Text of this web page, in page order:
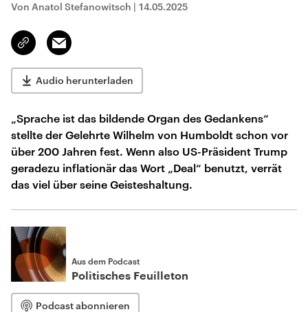
Von Anatol Stefanowitsch | 14.05.2025
Link
kopieren/teilen
Email
Audio herunterladen
„Sprache ist das bildende Organ des Gedankens“
stellte der Gelehrte Wilhelm von Humboldt schon vor
über 200 Jahren fest. Wenn also US-Präsident Trump
geradezu inflationär das Wort „Deal“ benutzt, verrät
das viel über seine Geisteshaltung.
Aus dem Podcast
Politisches Feuilleton
Podcast abonnieren